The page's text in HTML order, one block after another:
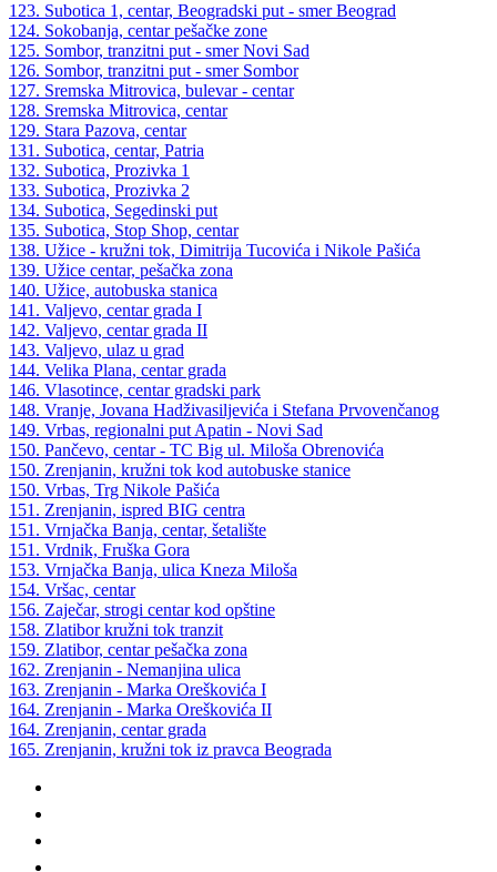
123. Subotica 1, centar, Beogradski put - smer Beograd
124. Sokobanja, centar pešačke zone
125. Sombor, tranzitni put - smer Novi Sad
126. Sombor, tranzitni put - smer Sombor
127. Sremska Mitrovica, bulevar - centar
128. Sremska Mitrovica, centar
129. Stara Pazova, centar
131. Subotica, centar, Patria
132. Subotica, Prozivka 1
133. Subotica, Prozivka 2
134. Subotica, Segedinski put
135. Subotica, Stop Shop, centar
138. Užice - kružni tok, Dimitrija Tucovića i Nikole Pašića
139. Užice centar, pešačka zona
140. Užice, autobuska stanica
141. Valjevo, centar grada I
142. Valjevo, centar grada II
143. Valjevo, ulaz u grad
144. Velika Plana, centar grada
146. Vlasotince, centar gradski park
148. Vranje, Jovana Hadživasiljevića i Stefana Prvovenčanog
149. Vrbas, regionalni put Apatin - Novi Sad
150. Pančevo, centar - TC Big ul. Miloša Obrenovića
150. Zrenjanin, kružni tok kod autobuske stanice
150. Vrbas, Trg Nikole Pašića
151. Zrenjanin, ispred BIG centra
151. Vrnjačka Banja, centar, šetalište
151. Vrdnik, Fruška Gora
153. Vrnjačka Banja, ulica Kneza Miloša
154. Vršac, centar
156. Zaječar, strogi centar kod opštine
158. Zlatibor kružni tok tranzit
159. Zlatibor, centar pešačka zona
162. Zrenjanin - Nemanjina ulica
163. Zrenjanin - Marka Oreškovića I
164. Zrenjanin - Marka Oreškovića II
164. Zrenjanin, centar grada
165. Zrenjanin, kružni tok iz pravca Beograda